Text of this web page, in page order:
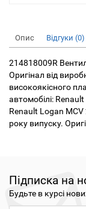
Опис Відгуки (0)
214818009R
Оригінал від
високоякісного
автомобілі:
Renault Logan
року випуску.
Підписка на
Будьте в курсі